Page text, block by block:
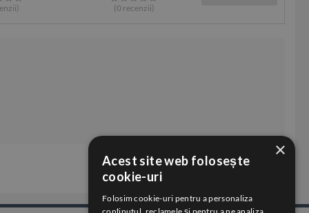
) (0recenzii)
×
Acest site web folosește
cookie-uri
Folosim cookie-uri pentru a personaliza